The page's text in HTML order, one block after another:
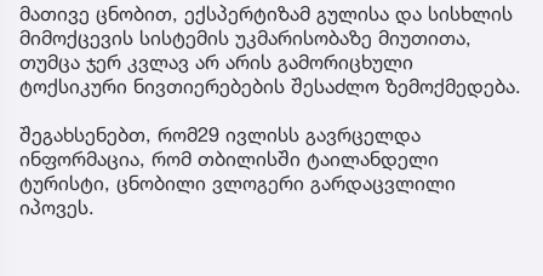
მათივე ცნობით, ექსპერტიზამ გულისა და სისხლის
მიმოქცევის სისტემის უკმარისობაზე მიუთითა,
თუმცა ჯერ კვლავ არ არის გამორიცხული
ტოქსიკური ნივთიერებების შესაძლო ზემოქმედება.
შეგახსენებთ, რომ29 ივლისს გავრცელდა
ინფორმაცია, რომ თბილისში ტაილანდელი
ტურისტი, ცნობილი ვლოგერი გარდაცვლილი
იპოვეს.